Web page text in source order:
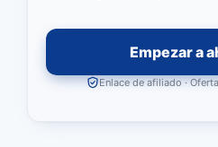
Empezar a
Enlace de afiliado ·